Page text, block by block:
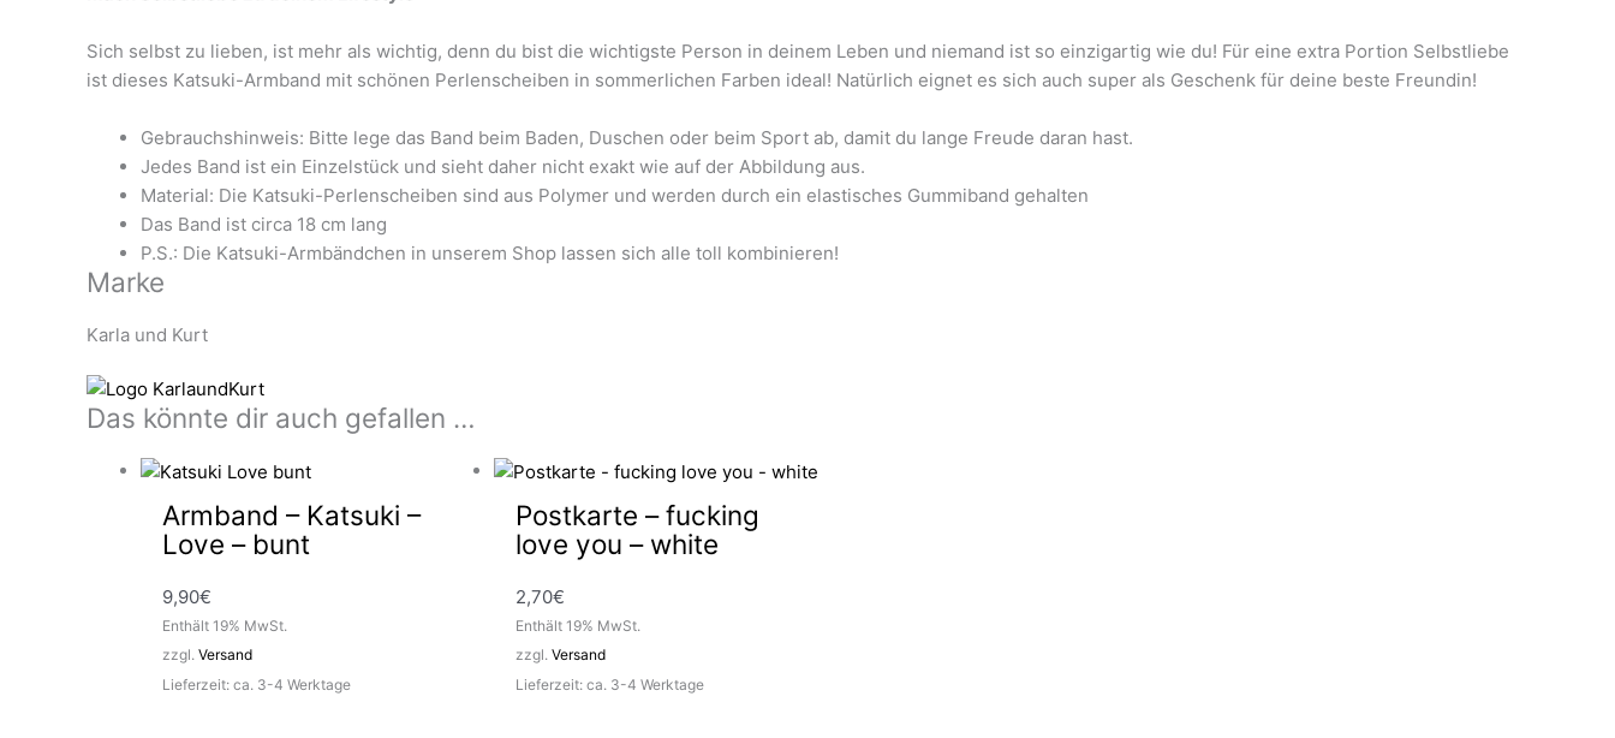
Sich selbst zu lieben, ist mehr als wichtig, denn du bist die wichtigste Person in deinem Leben und niemand ist so einzigartig wie du! Für eine extra Portion Selbstliebe
ist dieses Katsuki-Armband mit schönen Perlenscheiben in sommerlichen Farben ideal! Natürlich eignet es sich auch super als Geschenk für deine beste Freundin!
Gebrauchshinweis: Bitte lege das Band beim Baden, Duschen oder beim Sport ab, damit du lange Freude daran hast.
Jedes Band ist ein Einzelstück und sieht daher nicht exakt wie auf der Abbildung aus.
Material: Die Katsuki-Perlenscheiben sind aus Polymer und werden durch ein elastisches Gummiband gehalten
Das Band ist circa 18 cm lang
P.S.: Die Katsuki-Armbändchen in unserem Shop lassen sich alle toll kombinieren!
Marke
Karla und Kurt
Das könnte dir auch gefallen …
Armband – Katsuki –
Love – bunt
9,90€
Enthält 19% MwSt.
zzgl. Versand
Lieferzeit: ca. 3-4 Werktage
Postkarte – fucking
love you – white
2,70€
Enthält 19% MwSt.
zzgl. Versand
Lieferzeit: ca. 3-4 Werktage